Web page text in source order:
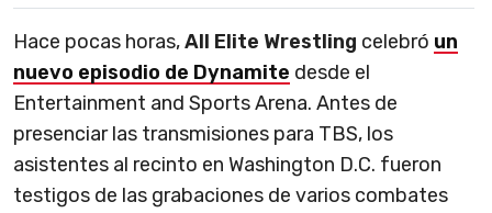
Hace pocas horas,All Elite Wrestling celebró un
nuevo episodio de Dynamite desde el
Entertainment and Sports Arena. Antes de
presenciar las transmisiones para TBS, los
asistentes al recinto en Washington D.C. fueron
testigos de las grabaciones de varios combates